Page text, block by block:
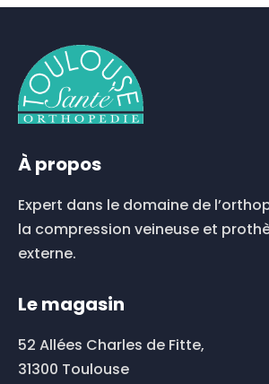
a
variations.
Les
options
peuvent
être
sur
page
du
À propos
Expert dans le domaine de
la compression veineuse et
externe.
Le magasin
52 Allées Charles de Fitte,
31300 Toulouse